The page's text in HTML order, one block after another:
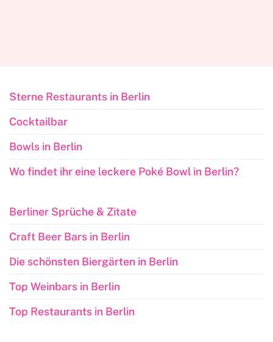
Sterne Restaurants in Berlin
Cocktailbar
Bowls in Berlin
Wo findet ihr eine leckere Poké Bowl in Berlin?
Berliner Sprüche & Zitate
Craft Beer Bars in Berlin
Die schönsten Biergärten in Berlin
Top Weinbars in Berlin
Top Restaurants in Berlin